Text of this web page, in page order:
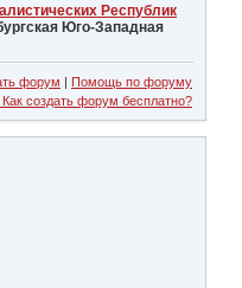
Республик
Юго-Западная
форум | Помощь по форуму